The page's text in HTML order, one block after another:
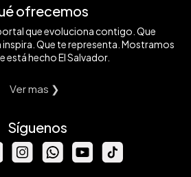
ofrecemos
que evoluciona contigo. Que
Que te representa. Mostramos
está hecho El Salvador.
Ver mas ❯
Síguenos